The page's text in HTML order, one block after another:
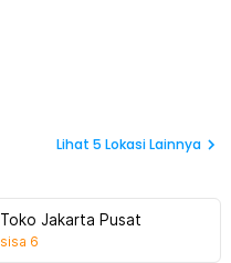
Lihat 5 Lokasi Lainnya
Toko Jakarta Pusat
sisa 6